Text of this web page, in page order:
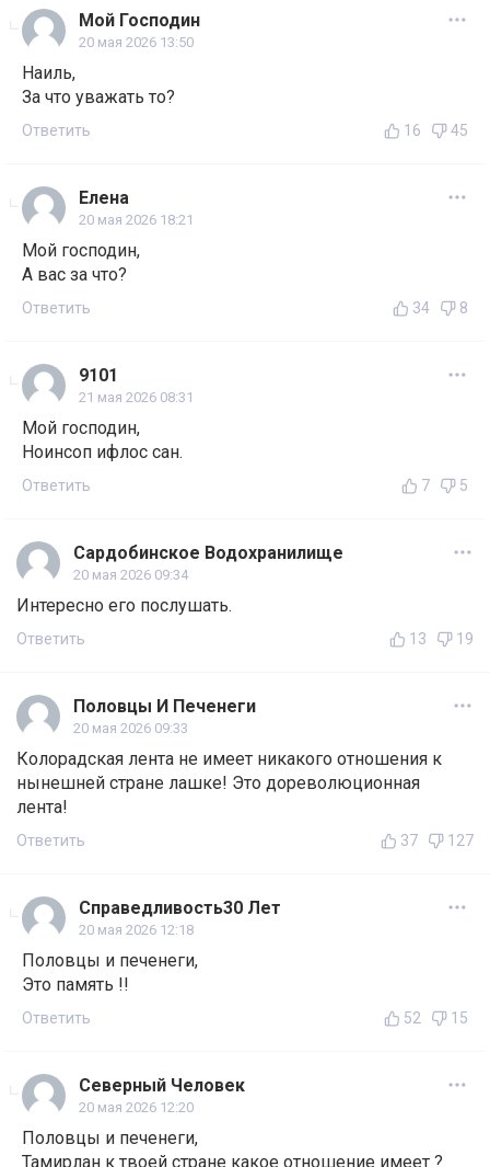
Мой Господин
20 мая 2026 13:50
Наиль,
За что уважать то?
Ответить 16 45
Елена
20 мая 2026 18:21
Мой господин,
А вас за что?
Ответить 34 8
9101
21 мая 2026 08:31
Мой господин,
Ноинсоп ифлос сан.
Ответить 7 5
Сардобинское Водохранилище
20 мая 2026 09:34
Интересно его послушать.
Ответить 13 19
Половцы И Печенеги
20 мая 2026 09:33
Колорадская лента не имеет никакого отношения к
нынешней стране лашке! Это дореволюционная
лента!
Ответить 37 127
Справедливость30 Лет
20 мая 2026 12:18
Половцы и печенеги,
Это память !!
Ответить 52 15
Северный Человек
20 мая 2026 12:20
Половцы и печенеги,
Тамирлан к твоей стране какое отношение имеет ?